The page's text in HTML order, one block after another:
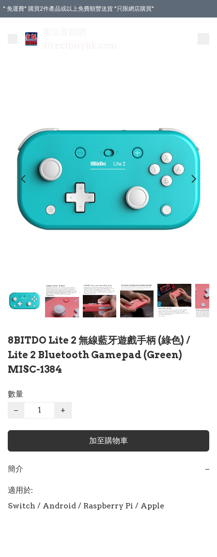
* 免運費* 購買2件產品或以上免費順豐送貨 *只限網店購買*
8BITDO Lite 2 無線藍牙遊戲手柄 (綠色) /
Lite 2 Bluetooth Gamepad (Green)
MISC-1384
數量
−
+
加至購物車
簡介 −
適用於:
Switch / Android / Raspberry Pi / Apple